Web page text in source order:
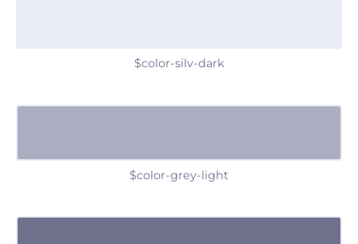
$color-silv-dark
$color-grey-light